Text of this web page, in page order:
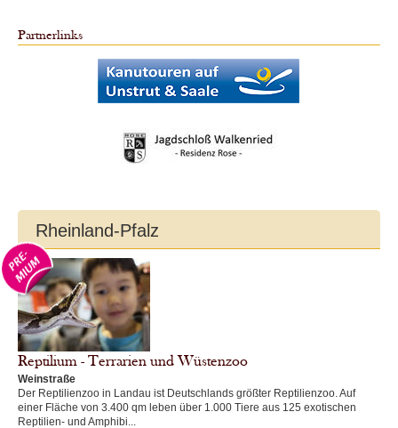
Partnerlinks
Rheinland-Pfalz
Reptilium - Terrarien und Wüstenzoo
Weinstraße
Der Reptilienzoo in Landau ist Deutschlands größter Reptilienzoo. Auf
einer Fläche von 3.400 qm leben über 1.000 Tiere aus 125 exotischen
Reptilien- und Amphibi...